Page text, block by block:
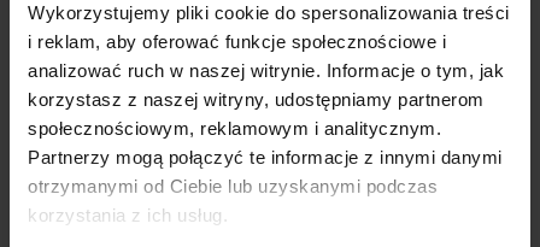
Wykorzystujemy pliki cookie do spersonalizowania treści
i reklam, aby oferować funkcje społecznościowe i
analizować ruch w naszej witrynie. Informacje o tym, jak
korzystasz z naszej witryny, udostępniamy partnerom
społecznościowym, reklamowym i analitycznym.
Partnerzy mogą połączyć te informacje z innymi danymi
otrzymanymi od Ciebie lub uzyskanymi podczas
korzystania z ich usług.